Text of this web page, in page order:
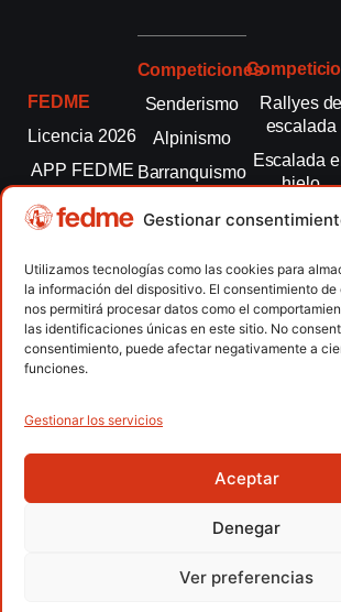
Gestionar
Utilizamos tecnologías como las cookies para
la información del dispositivo. El consentimiento
nos permitirá procesar datos como el
las identificaciones únicas en este sitio. No
consentimiento, puede afectar negativamente a
funciones.
Gestionar los servicios
Aceptar
Denegar
Ver preferencias
FEDME
Licencia 2026
APP FEDME
Transparencia
autonómicas
Clubes
Contacto
Competiciones
Senderismo
Alpinismo
Barranquismo
montaña
Escalada
Escalada
paralimpica
Rallyes de
escalada
Escalada
hielo
Esquí de
Marcha
Nórdica
Raquetas
nieve
Copyright © 2026 Federación Española
Montaña y Escalada | Desarrollado
Política de Privacidad APP